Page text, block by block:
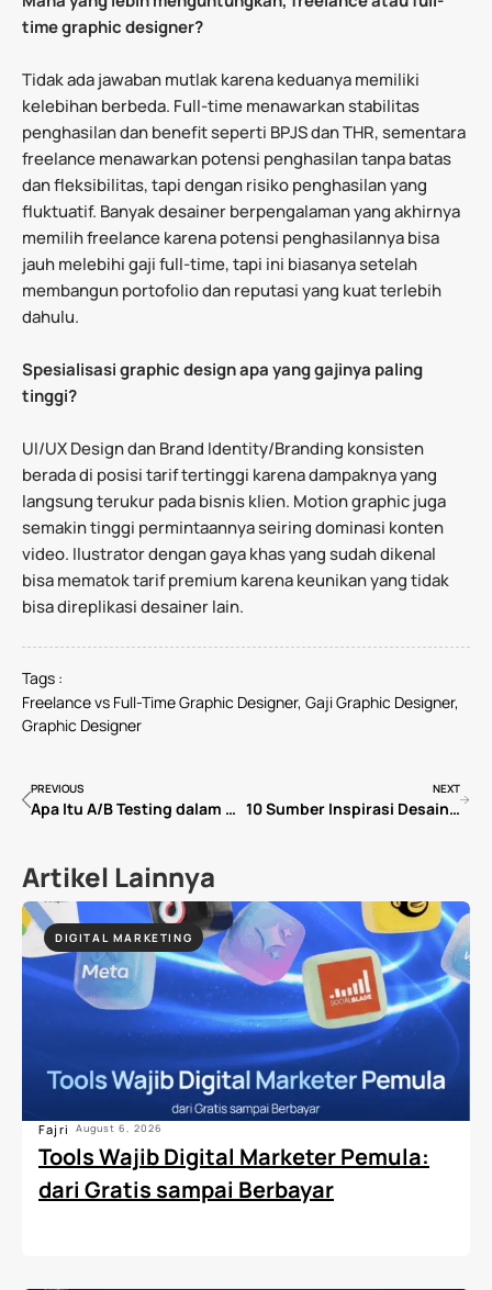
time graphic designer?
Tidak ada jawaban mutlak karena keduanya memiliki
kelebihan berbeda. Full-time menawarkan stabilitas
penghasilan dan benefit seperti BPJS dan THR, sementara
freelance menawarkan potensi penghasilan tanpa batas
dan fleksibilitas, tapi dengan risiko penghasilan yang
fluktuatif. Banyak desainer berpengalaman yang akhirnya
memilih freelance karena potensi penghasilannya bisa
jauh melebihi gaji full-time, tapi ini biasanya setelah
membangun portofolio dan reputasi yang kuat terlebih
dahulu.
Spesialisasi graphic design apa yang gajinya paling
tinggi?
UI/UX Design dan Brand Identity/Branding konsisten
berada di posisi tarif tertinggi karena dampaknya yang
langsung terukur pada bisnis klien. Motion graphic juga
semakin tinggi permintaannya seiring dominasi konten
video. Ilustrator dengan gaya khas yang sudah dikenal
bisa mematok tarif premium karena keunikan yang tidak
bisa direplikasi desainer lain.
Tags :
Freelance vs Full-Time Graphic Designer, Gaji Graphic Designer,
Graphic Designer
PREVIOUS
Apa Itu A/B Testing dalam Digital Marketing? Cara Kerja, Tools, dan Contohnya
NEXT
10 Sumber Inspirasi Desain Grafis Terbaik yang Wajib Diikuti Designer
Artikel Lainnya
DIGITAL MARKETING
Fajri August 6, 2026
Tools Wajib Digital Marketer Pemula:
dari Gratis sampai Berbayar